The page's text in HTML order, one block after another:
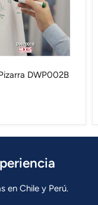
DWP002B
en Chile y Perú.